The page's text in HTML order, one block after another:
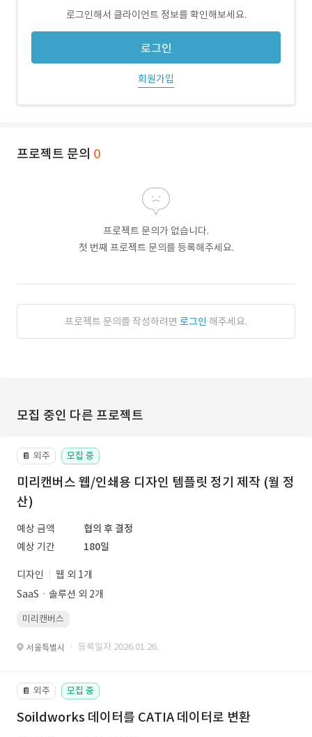
로그인해서 클라이언트 정보를 확인해보세요.
로그인
회원가입
프로젝트 문의 0
프로젝트 문의가 없습니다.
첫 번째 프로젝트 문의를 등록해주세요.
프로젝트 문의를 작성하려면 로그인 해주세요.
모집 중인 다른 프로젝트
📔 외주 모집 중
미리캔버스 웹/인쇄용 디자인 템플릿 정기 제작 (월 정
산)
예상 금액
협의 후 결정
예상 기간
180일
디자인
웹 외 1개
SaaSㆍ솔루션 외 2개
미리캔버스
서울특별시 · 등록일자 2026.01.26.
📔 외주 모집 중
Soildworks 데이터를 CATIA 데이터로 변환